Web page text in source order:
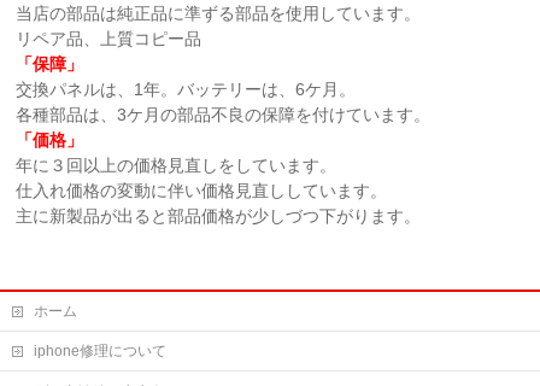
当店の部品は純正品に準ずる部品を使用しています。
リペア品、上質コピー品
「保障」
交換パネルは、1年。バッテリーは、6ケ月。
各種部品は、3ケ月の部品不良の保障を付けています。
「価格」
年に３回以上の価格見直しをしています。
仕入れ価格の変動に伴い価格見直ししています。
主に新製品が出ると部品価格が少しづつ下がります。
ホーム
iphone修理について